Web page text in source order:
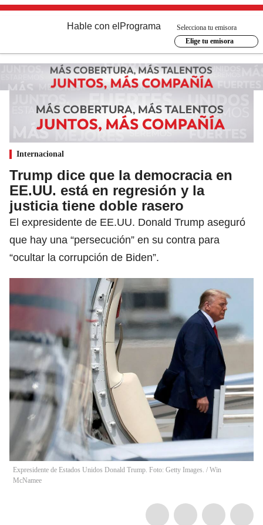
Hable con el Programa
Selecciona tu emisora
Elige tu emisora
Internacional
Trump dice que la democracia en
EE.UU. está en regresión y la
justicia tiene doble rasero
El expresidente de EE.UU. Donald Trump aseguró
que hay una “persecución” en su contra para
“ocultar la corrupción de Biden”.
Expresidente de Estados Unidos Donald Trump. Foto: Getty Images. / Win
McNamee